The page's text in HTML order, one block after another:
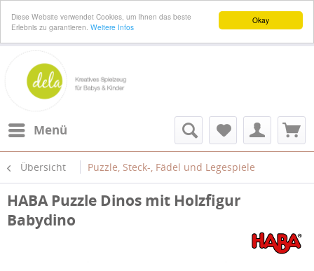
Okay
Diese Website verwendet Cookies, um Ihnen das beste
Erlebnis zu garantieren. Weitere Infos
Menü
Übersicht Puzzle, Steck-, Fädel und Legespiele
HABA Puzzle Dinos mit Holzfigur
Babydino